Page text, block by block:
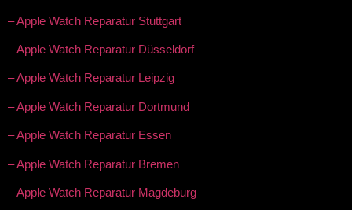
– Apple Watch Reparatur Stuttgart
– Apple Watch Reparatur Düsseldorf
– Apple Watch Reparatur Leipzig
– Apple Watch Reparatur Dortmund
– Apple Watch Reparatur Essen
– Apple Watch Reparatur Bremen
– Apple Watch Reparatur Magdeburg